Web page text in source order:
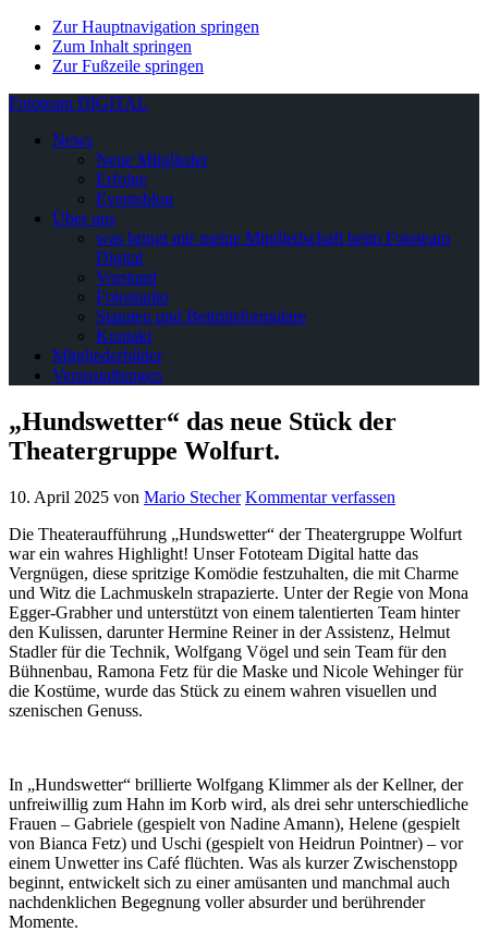
Zur Hauptnavigation springen
Zum Inhalt springen
Zur Fußzeile springen
Fototeam DIGITAL
News
Neue Mitglieder
Erfolge
Eventsblog
Über uns
was bringt mir meine Mitgliedschaft beim Fototeam
Digital
Vorstand
Fotostudio
Statuten und Beitrittsformulare
Kontakt
Mitgliederbilder
Veranstaltungen
„Hundswetter“ das neue Stück der
Theatergruppe Wolfurt.
10. April 2025 von Mario Stecher Kommentar verfassen
Die Theateraufführung „Hundswetter“ der Theatergruppe Wolfurt
war ein wahres Highlight! Unser Fototeam Digital hatte das
Vergnügen, diese spritzige Komödie festzuhalten, die mit Charme
und Witz die Lachmuskeln strapazierte. Unter der Regie von Mona
Egger-Grabher und unterstützt von einem talentierten Team hinter
den Kulissen, darunter Hermine Reiner in der Assistenz, Helmut
Stadler für die Technik, Wolfgang Vögel und sein Team für den
Bühnenbau, Ramona Fetz für die Maske und Nicole Wehinger für
die Kostüme, wurde das Stück zu einem wahren visuellen und
szenischen Genuss.
In „Hundswetter“ brillierte Wolfgang Klimmer als der Kellner, der
unfreiwillig zum Hahn im Korb wird, als drei sehr unterschiedliche
Frauen – Gabriele (gespielt von Nadine Amann), Helene (gespielt
von Bianca Fetz) und Uschi (gespielt von Heidrun Pointner) – vor
einem Unwetter ins Café flüchten. Was als kurzer Zwischenstopp
beginnt, entwickelt sich zu einer amüsanten und manchmal auch
nachdenklichen Begegnung voller absurder und berührender
Momente.